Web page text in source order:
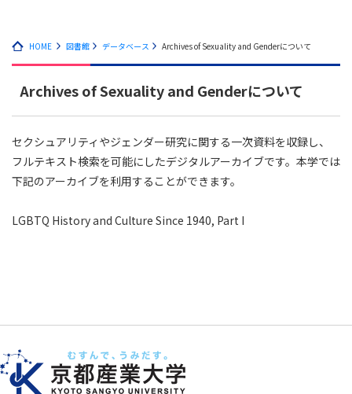
HOME 図書館 データベース Archives of Sexuality and Genderについて
Archives of Sexuality and Genderについて
セクシュアリティやジェンダー研究に関する一次資料を収録し、
フルテキスト検索を可能にしたデジタルアーカイブです。本学では
下記のアーカイブを利用することができます。
LGBTQ History and Culture Since 1940, Part I